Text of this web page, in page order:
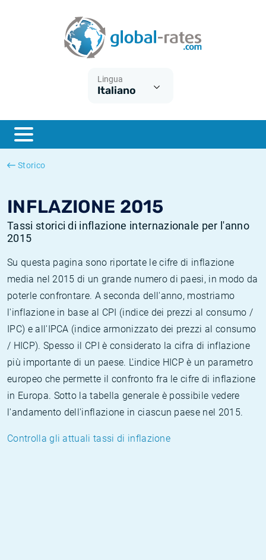
Lingua
Italiano
Storico
INFLAZIONE 2015
Tassi storici di inflazione internazionale per l'anno
2015
Su questa pagina sono riportate le cifre di inflazione
media nel 2015 di un grande numero di paesi, in modo da
poterle confrontare. A seconda dell'anno, mostriamo
l'inflazione in base al CPI (indice dei prezzi al consumo /
IPC) e all'IPCA (indice armonizzato dei prezzi al consumo
/ HICP). Spesso il CPI è considerato la cifra di inflazione
più importante di un paese. L'indice HICP è un parametro
europeo che permette il confronto fra le cifre di inflazione
in Europa. Sotto la tabella generale è possibile vedere
l'andamento dell'inflazione in ciascun paese nel 2015.
Controlla gli attuali tassi di inflazione
ESTER
SONIA
Cos'è l'inflazione CPI?
Cos'è l'inflazione HICP?
Inflazione Italia
Inflazione Stati Uniti
Tassi storici Euribor
Tassi storici di SONIA
Tassi storici di TONAR
Calcolatore dell’inflazione